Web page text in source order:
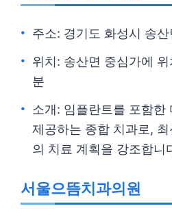
주소: 경기도 화성시 송산
위치: 송산면 중심가에
분
소개: 임플란트를 포함한
제공하는 종합 치과로,
의 치료 계획을 강조합니
서울으뜸치과의원